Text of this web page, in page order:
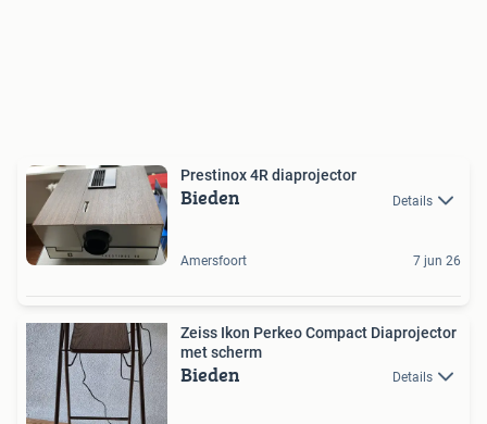
Prestinox 4R diaprojector
Bieden Details
Amersfoort 7 jun 26
Zeiss Ikon Perkeo Compact Diaprojector
met scherm
Bieden Details